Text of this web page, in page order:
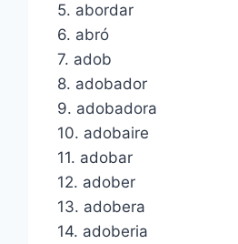
5. abordar
6. abró
7. adob
8. adobador
9. adobadora
10. adobaire
11. adobar
12. adober
13. adobera
14. adoberia